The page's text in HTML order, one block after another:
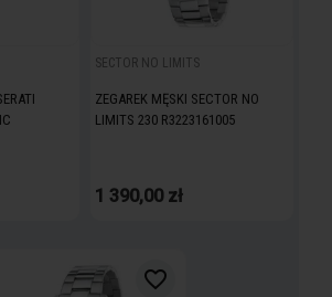
SECTOR NO LIMITS
ZEGAREK MĘSKI SECTOR NO
LIMITS 230 R3223161005
1 390,00 zł
favorite_border